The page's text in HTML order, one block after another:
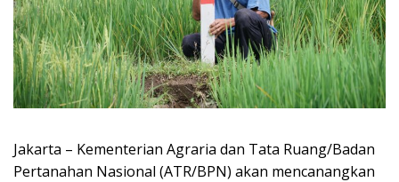
Jakarta – Kementerian Agraria dan Tata Ruang/Badan
Pertanahan Nasional (ATR/BPN) akan mencanangkan